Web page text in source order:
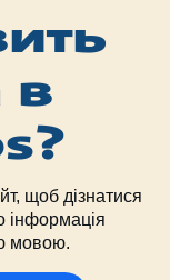
в
щоб дізнатися
інформація
мовою.